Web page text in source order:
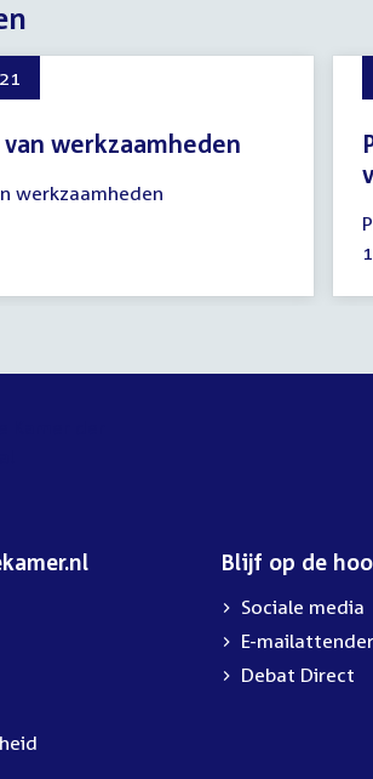
werkzaamheden
werkzaamheden
Blijf op de
Sociale media
E-
Debat Direct